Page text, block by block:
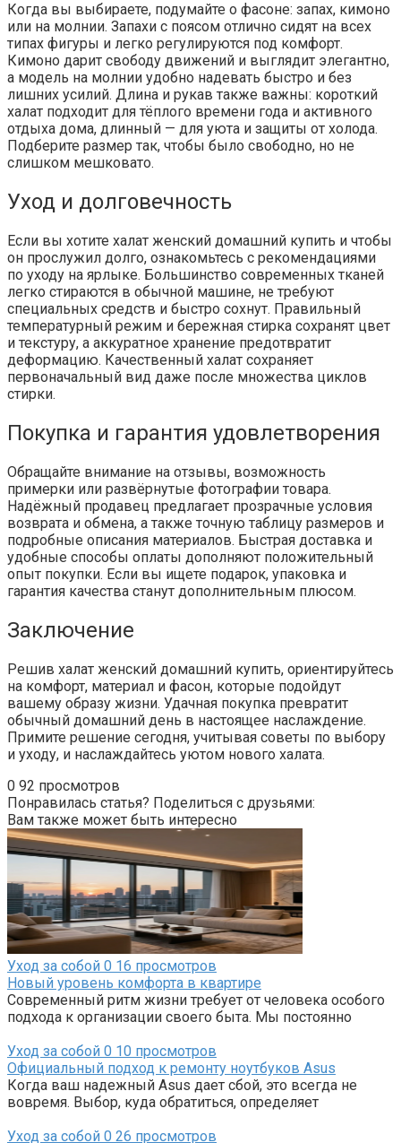
Когда вы выбираете, подумайте о фасоне: запах, кимоно
или на молнии. Запахи с поясом отлично сидят на всех
типах фигуры и легко регулируются под комфорт.
Кимоно дарит свободу движений и выглядит элегантно,
а модель на молнии удобно надевать быстро и без
лишних усилий. Длина и рукав также важны: короткий
халат подходит для тёплого времени года и активного
отдыха дома, длинный — для уюта и защиты от холода.
Подберите размер так, чтобы было свободно, но не
слишком мешковато.
Уход и долговечность
Если вы хотите халат женский домашний купить и чтобы
он прослужил долго, ознакомьтесь с рекомендациями
по уходу на ярлыке. Большинство современных тканей
легко стираются в обычной машине, не требуют
специальных средств и быстро сохнут. Правильный
температурный режим и бережная стирка сохранят цвет
и текстуру, а аккуратное хранение предотвратит
деформацию. Качественный халат сохраняет
первоначальный вид даже после множества циклов
стирки.
Покупка и гарантия удовлетворения
Обращайте внимание на отзывы, возможность
примерки или развёрнутые фотографии товара.
Надёжный продавец предлагает прозрачные условия
возврата и обмена, а также точную таблицу размеров и
подробные описания материалов. Быстрая доставка и
удобные способы оплаты дополняют положительный
опыт покупки. Если вы ищете подарок, упаковка и
гарантия качества станут дополнительным плюсом.
Заключение
Решив халат женский домашний купить, ориентируйтесь
на комфорт, материал и фасон, которые подойдут
вашему образу жизни. Удачная покупка превратит
обычный домашний день в настоящее наслаждение.
Примите решение сегодня, учитывая советы по выбору
и уходу, и наслаждайтесь уютом нового халата.
0 92 просмотров
Понравилась статья? Поделиться с друзьями:
Вам также может быть интересно
Уход за собой 0 16 просмотров
Новый уровень комфорта в квартире
Современный ритм жизни требует от человека особого
подхода к организации своего быта. Мы постоянно
Уход за собой 0 10 просмотров
Официальный подход к ремонту ноутбуков Asus
Когда ваш надежный Asus дает сбой, это всегда не
вовремя. Выбор, куда обратиться, определяет
Уход за собой 0 26 просмотров